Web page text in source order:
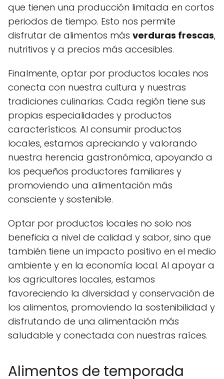
que tienen una producción limitada en cortos
periodos de tiempo. Esto nos permite
disfrutar de alimentos más verduras frescas,
nutritivos y a precios más accesibles.
Finalmente, optar por productos locales nos
conecta con nuestra cultura y nuestras
tradiciones culinarias. Cada región tiene sus
propias especialidades y productos
característicos. Al consumir productos
locales, estamos apreciando y valorando
nuestra herencia gastronómica, apoyando a
los pequeños productores familiares y
promoviendo una alimentación más
consciente y sostenible.
Optar por productos locales no solo nos
beneficia a nivel de calidad y sabor, sino que
también tiene un impacto positivo en el medio
ambiente y en la economía local. Al apoyar a
los agricultores locales, estamos
favoreciendo la diversidad y conservación de
los alimentos, promoviendo la sostenibilidad y
disfrutando de una alimentación más
saludable y conectada con nuestras raíces.
Alimentos de temporada